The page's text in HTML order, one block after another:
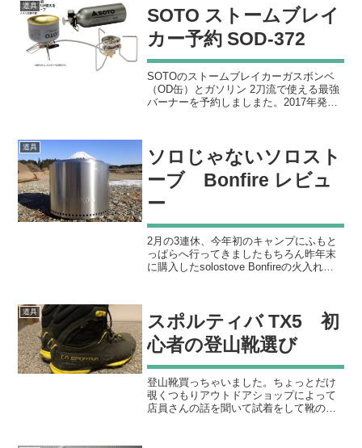
っている。毎回...
道具
SOTO ストームブレイ
カー予約 SOD-372
SOTOのストームブレイカーガスボンベ
（OD缶）とガソリン 2刀流で使える最強
バーナーを予約しましまた。2017年発売
アップデ...
道具
ソロじゃないソロスト
ーブ Bonfire レビュ
ー
2月の3連休、今年初のキャンプにふもと
っぱらへ行ってきましたもちろん昨年末
に購入したsolostove Bonfireの火入れも
道具
スポルティバ TX5 初
心者の登山靴選び
登山靴買っちゃいました。ちょっとだけ
覗くつもりアウトドアショップによって
店員さんの話を聞いて試着をして靴の履